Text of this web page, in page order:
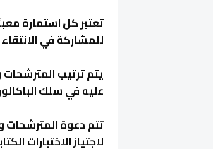
تعتبر كل استمارة
للمشاركة في الانتقاء
يتم ترتيب المترشحات
عليه في سلك
تتم دعوة المترشحات
لاجتياز الاختبارات